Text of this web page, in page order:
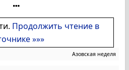
Продолжить чтение в
»»»
Азовская неделя